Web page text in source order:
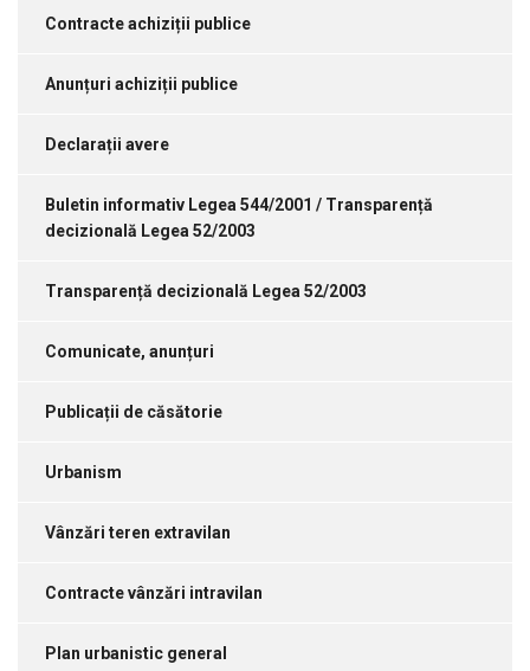
Contracte achiziții publice
Anunțuri achiziții publice
Declarații avere
Buletin informativ Legea 544/2001 / Transparență
decizională Legea 52/2003
Transparență decizională Legea 52/2003
Comunicate, anunțuri
Publicații de căsătorie
Urbanism
Vânzări teren extravilan
Contracte vânzări intravilan
Plan urbanistic general